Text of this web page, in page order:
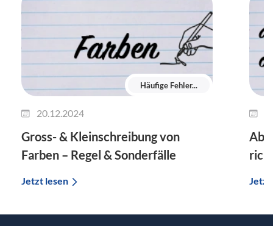
Häufige Fehler...
20.12.2024
Gross- & Kleinschreibung von
Farben – Regel & Sonderfälle
Jetzt lesen
Ab